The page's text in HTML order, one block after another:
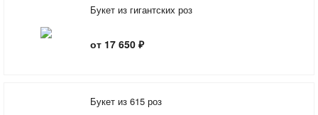
Букет из гигантских роз
от 17 650 ₽
Букет из 615 роз